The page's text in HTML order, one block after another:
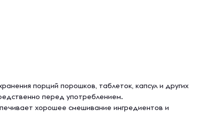
порций порошков, таблеток, капсул и других
перед употреблением.
хорошее смешивание ингредиентов и